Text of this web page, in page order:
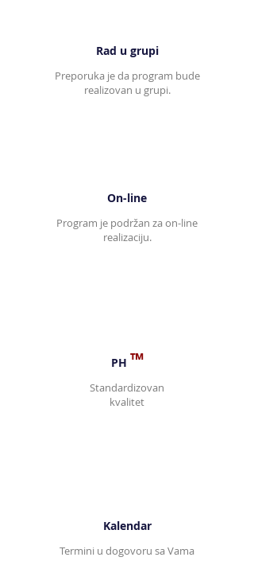
Rad u grupi
Preporuka je da program bude
realizovan u grupi.
On-line
Program je podržan za on-line
realizaciju.
PH ™
Standardizovan
kvalitet
Kalendar
Termini u dogovoru sa Vama